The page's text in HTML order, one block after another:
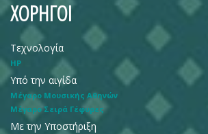
ΧΟΡΗΓΟΙ
Τεχνολογία
HP
Υπό την αιγίδα
Μέγαρο Μουσικής Αθηνών
Μέγαρο Σειρά Γέφυρες
Με την Υποστήριξη